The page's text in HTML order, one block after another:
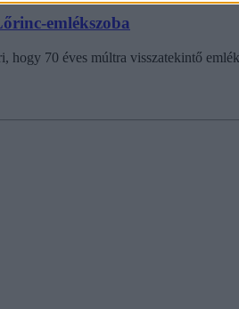
emlékszoba
hogy 70 éves múltra visszatekintő